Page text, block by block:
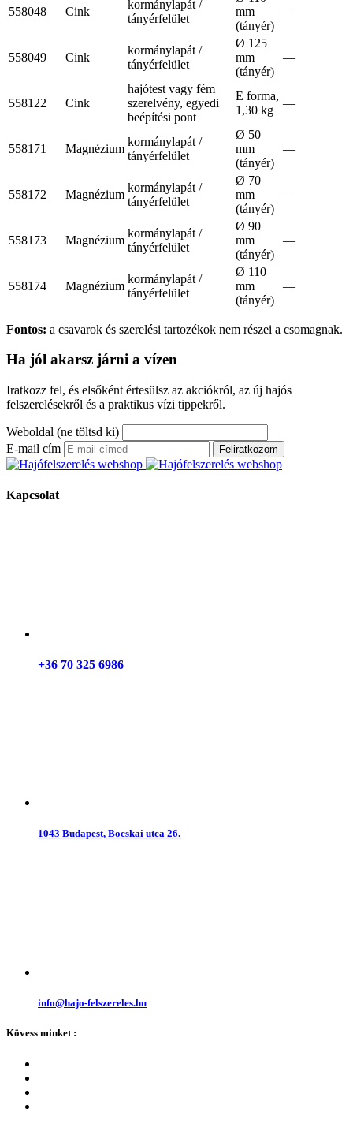
558048 Cink
kormánylapát /
tányérfelület
mm
(tányér)
—
558049 Cink
kormánylapát /
tányérfelület
Ø 125
mm
(tányér)
—
558122 Cink
hajótest vagy fém
szerelvény, egyedi
beépítési pont
E forma,
1,30 kg
—
558171 Magnézium
kormánylapát /
tányérfelület
Ø 50
mm
(tányér)
—
558172 Magnézium
kormánylapát /
tányérfelület
Ø 70
mm
(tányér)
—
558173 Magnézium
kormánylapát /
tányérfelület
Ø 90
mm
(tányér)
—
558174 Magnézium
kormánylapát /
tányérfelület
Ø 110
mm
(tányér)
—
Fontos: a csavarok és szerelési tartozékok nem részei a csomagnak.
Ha jól akarsz járni a vízen
Iratkozz fel, és elsőként értesülsz az akciókról, az új hajós
felszerelésekről és a praktikus vízi tippekről.
Weboldal (ne töltsd ki)
E-mail cím
Feliratkozom
Kapcsolat
+36 70 325 6986
1043 Budapest, Bocskai utca 26.
info@hajo-felszereles.hu
Kövess minket :